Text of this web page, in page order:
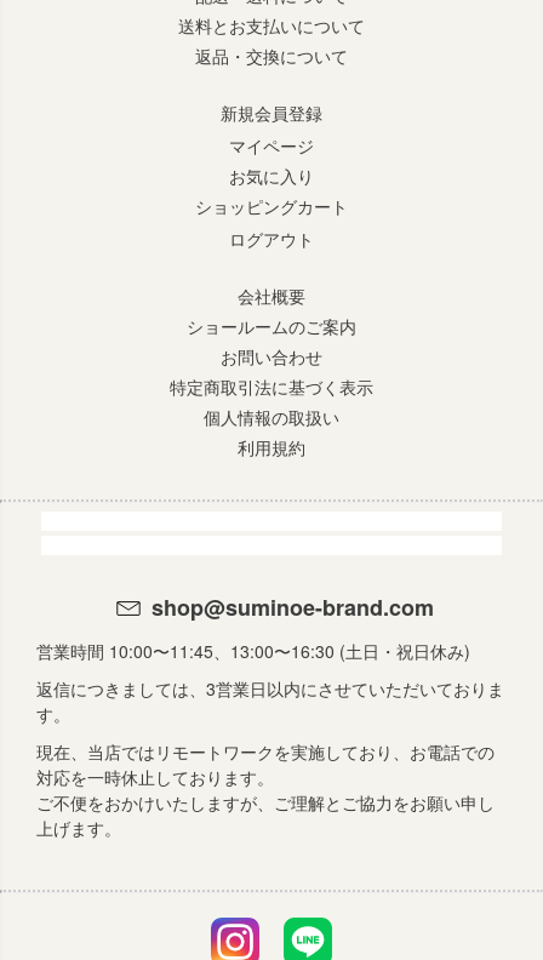
送料とお支払いについて
返品・交換について
新規会員登録
マイページ
お気に入り
ショッピングカート
ログアウト
会社概要
ショールームのご案内
お問い合わせ
特定商取引法に基づく表示
個人情報の取扱い
利用規約
shop@suminoe-brand.com
営業時間 10:00〜11:45、13:00〜16:30 (土日・祝日休み)
返信につきましては、3営業日以内にさせていただいておりま
す。
現在、当店ではリモートワークを実施しており、お電話での
対応を一時休止しております。
ご不便をおかけいたしますが、ご理解とご協力をお願い申し
上げます。